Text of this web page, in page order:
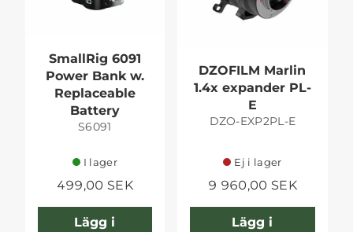
SmallRig 6091
Power Bank w.
Replaceable
Battery
S6091
I lager
499,00 SEK
Lägg i
DZOFILM Marlin
1.4x expander PL-
E
DZO-EXP2PL-E
Ej i lager
9 960,00 SEK
Lägg i